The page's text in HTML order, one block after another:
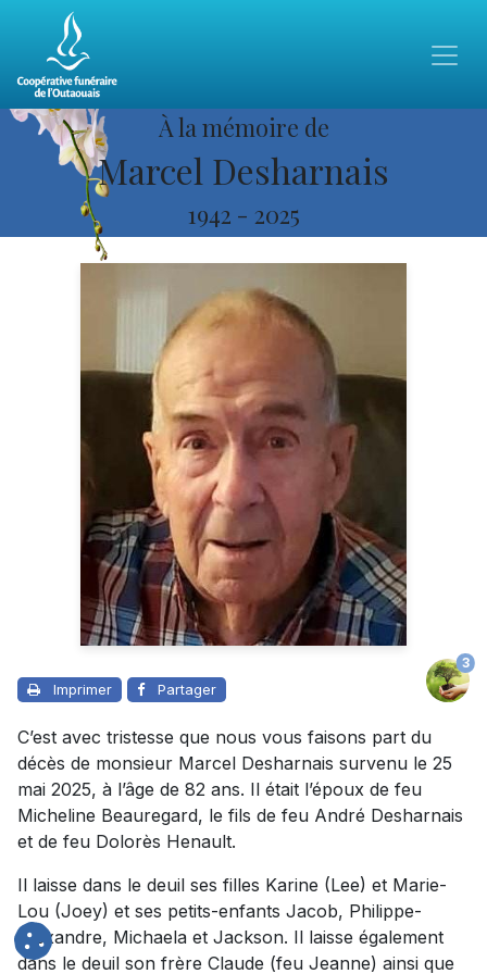
À la mémoire de
Marcel Desharnais
1942 - 2025
Imprimer Partager
3
C’est avec tristesse que nous vous faisons part du
décès de monsieur Marcel Desharnais survenu le 25
mai 2025, à l’âge de 82 ans. Il était l’époux de feu
Micheline Beauregard, le fils de feu André Desharnais
et de feu Dolorès Henault.
Il laisse dans le deuil ses filles Karine (Lee) et Marie-
Lou (Joey) et ses petits-enfants Jacob, Philippe-
Alexandre, Michaela et Jackson. Il laisse également
dans le deuil son frère Claude (feu Jeanne) ainsi que